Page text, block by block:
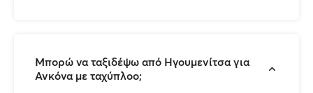
Μπορώ να ταξιδέψω από Ηγουμενίτσα για
Ανκόνα με ταχύπλοο;